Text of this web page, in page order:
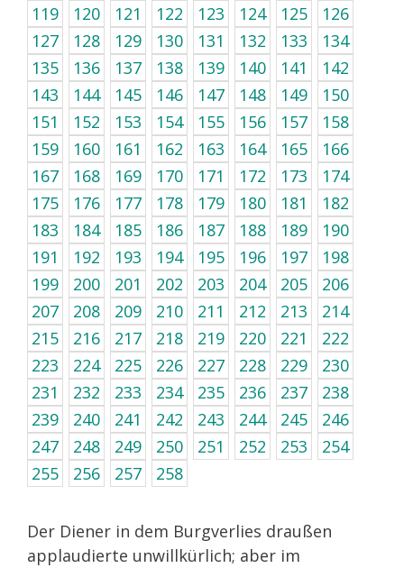
119
120 121 122 123 124 125
126
127
128 129 130 131 132 133
134
135
136 137 138 139 140 141
142
143
144 145 146 147 148 149
150
151
152 153 154 155 156 157
158
159
160 161 162 163 164 165
166
167
168 169 170 171 172 173
174
175
176 177 178 179 180 181
182
183
184 185 186 187 188 189
190
191
192 193 194 195 196 197
198
199
200 201 202 203 204 205
206
207
208 209 210 211 212 213
214
215
216 217 218 219 220 221
222
223
224 225 226 227 228 229
230
231
232 233 234 235 236 237
238
239
240 241 242 243 244 245
246
247
248 249 250 251 252 253
254
255
256 257 258
Der Diener in dem Burgverlies draußen
applaudierte unwillkürlich; aber im